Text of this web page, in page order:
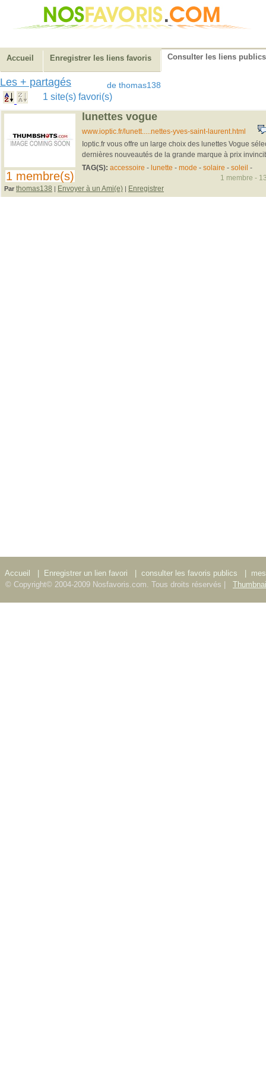
Accueil Enregistrer les liens favoris Consulter les liens publics
Les + partagés de thomas138
1 site(s) favori(s)
1 membre(s)
lunettes vogue
www.ioptic.fr/lunett.....nettes-yves-saint-laurent.html
Ioptic.fr vous offre un large choix des lunettes Vogue
dernières nouveautés de la grande marque à prix
TAG(S): accessoire - lunette - mode - solaire - soleil -
Par thomas138 | Envoyer à un Ami(e) | Enregistrer
1 membre -
Accueil Enregistrer un lien favori consulter les favoris publics
© Copyright© 2004-2009 Nosfavoris.com. Tous droits réservés |